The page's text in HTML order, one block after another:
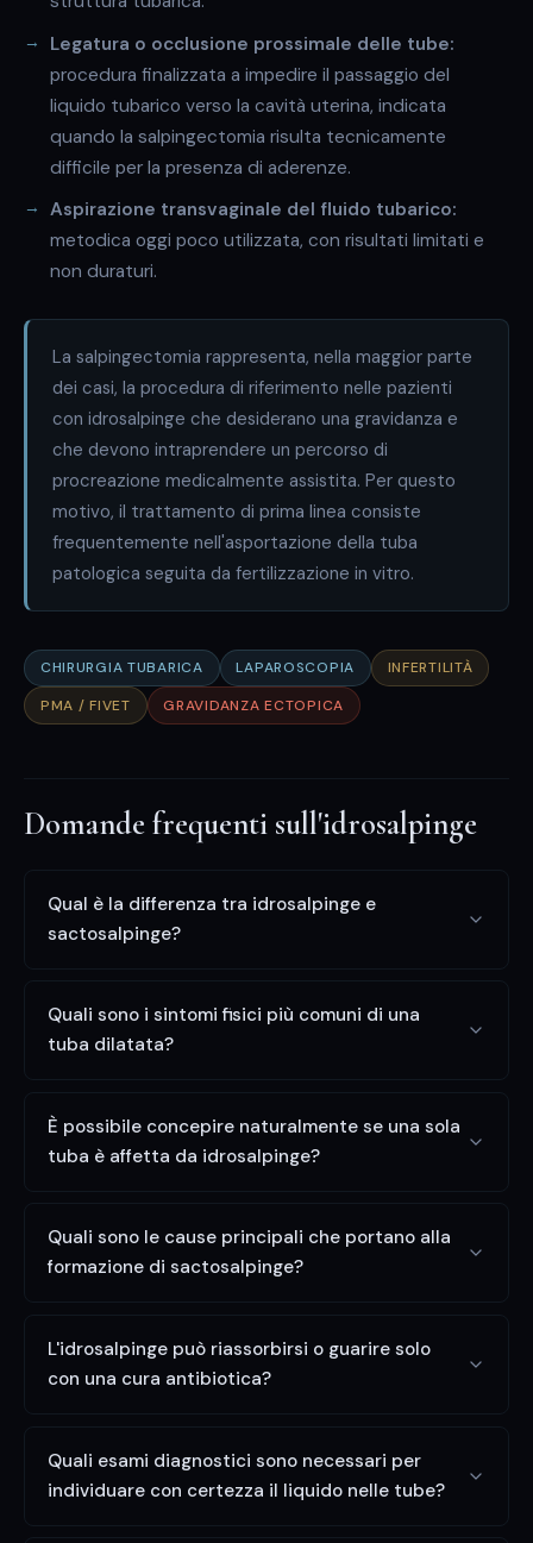
Legatura o occlusione prossimale delle tube:
procedura finalizzata a impedire il passaggio del
liquido tubarico verso la cavità uterina, indicata
quando la salpingectomia risulta tecnicamente
difficile per la presenza di aderenze.
Aspirazione transvaginale del fluido tubarico:
metodica oggi poco utilizzata, con risultati limitati e
non duraturi.
La salpingectomia rappresenta, nella maggior parte
dei casi, la procedura di riferimento nelle pazienti
con idrosalpinge che desiderano una gravidanza e
che devono intraprendere un percorso di
procreazione medicalmente assistita. Per questo
motivo, il trattamento di prima linea consiste
frequentemente nell'asportazione della tuba
patologica seguita da fertilizzazione in vitro.
CHIRURGIA TUBARICA LAPAROSCOPIA
INFERTILITÀ
PMA / FIVET
GRAVIDANZA ECTOPICA
Domande frequenti sull'idrosalpinge
Qual è la differenza tra idrosalpinge e
sactosalpinge?
Quali sono i sintomi fisici più comuni di una
tuba dilatata?
È possibile concepire naturalmente se una sola
tuba è affetta da idrosalpinge?
Quali sono le cause principali che portano alla
formazione di sactosalpinge?
L'idrosalpinge può riassorbirsi o guarire solo
con una cura antibiotica?
Quali esami diagnostici sono necessari per
individuare con certezza il liquido nelle tube?